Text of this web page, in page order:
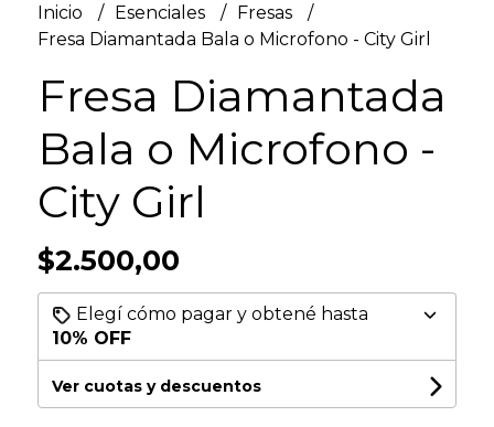
Inicio Esenciales
Fresas
Fresa Diamantada Bala o Microfono - City Girl
Fresa Diamantada
Bala o Microfono -
City Girl
$2.500,00
Elegí cómo pagar y obtené hasta
10% OFF
Ver cuotas y descuentos